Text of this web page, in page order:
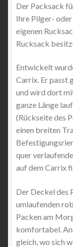
Angebote
Der Packsack
Ihre Pilger-
eigenen
Rucksack
Entwickelt
Carrix. Er passt
und wird dort
ganze Länge
(Rückseite des
einen breiten
quer
auf dem Carrix
Der Deckel des
umlaufenden
Packen am
komfortabel.
gleich, wo sich